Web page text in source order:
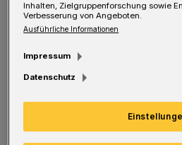
Von Peter Bergener
M ein erster Tag war
Woche noch
Inhalten, Zielgruppenforschung sowie
Verbesserung von Angeboten.
Ausführliche Informationen
Impressum
Datenschutz